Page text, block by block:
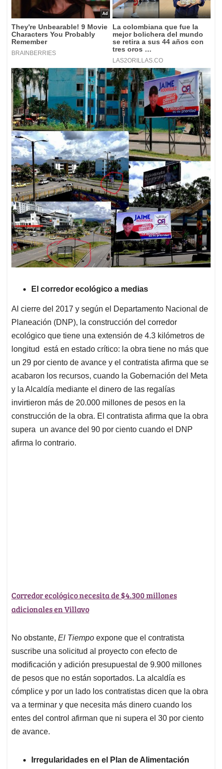
El corredor ecológico a medias
Al cierre del 2017 y según el Departamento Nacional de
Planeación (DNP), la construcción del corredor
ecológico que tiene una extensión de 4.3 kilómetros de
longitud está en estado crítico: la obra tiene no más que
un 29 por ciento de avance y el contratista afirma que se
acabaron los recursos, cuando la Gobernación del Meta
y la Alcaldía mediante el dinero de las regalías
invirtieron más de 20.000 millones de pesos en la
construcción de la obra. El contratista afirma que la obra
supera un avance del 90 por ciento cuando el DNP
afirma lo contrario.
Corredor ecológico necesita de $4.300 millones
adicionales en Villavo
No obstante, El Tiempo expone que el contratista
suscribe una solicitud al proyecto con efecto de
modificación y adición presupuestal de 9.900 millones
de pesos que no están soportados. La alcaldía es
cómplice y por un lado los contratistas dicen que la obra
va a terminar y que necesita más dinero cuando los
entes del control afirman que ni supera el 30 por ciento
de avance.
Irregularidades en el Plan de Alimentación